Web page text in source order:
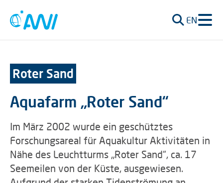
EN
Roter Sand
Aquafarm „Roter Sand“
Im März 2002 wurde ein geschütztes
Forschungsareal für Aquakultur Aktivitäten in
Nähe des Leuchtturms „Roter Sand“, ca. 17
Seemeilen von der Küste, ausgewiesen.